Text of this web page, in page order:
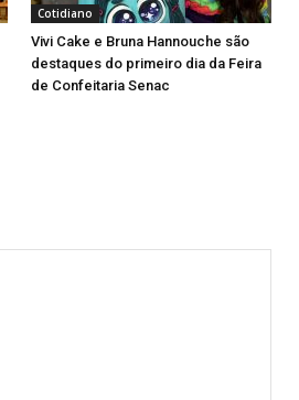
Cotidiano
Vivi Cake e Bruna Hannouche são
destaques do primeiro dia da Feira
de Confeitaria Senac